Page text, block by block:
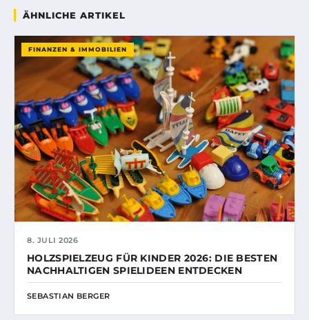
ÄHNLICHE ARTIKEL
FINANZEN & IMMOBILIEN
8. JULI 2026
HOLZSPIELZEUG FÜR KINDER 2026: DIE BESTEN
NACHHALTIGEN SPIELIDEEN ENTDECKEN
SEBASTIAN BERGER